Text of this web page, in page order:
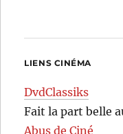
LIENS CINÉMA
DvdClassiks
Fait la part belle
Abus de Ciné